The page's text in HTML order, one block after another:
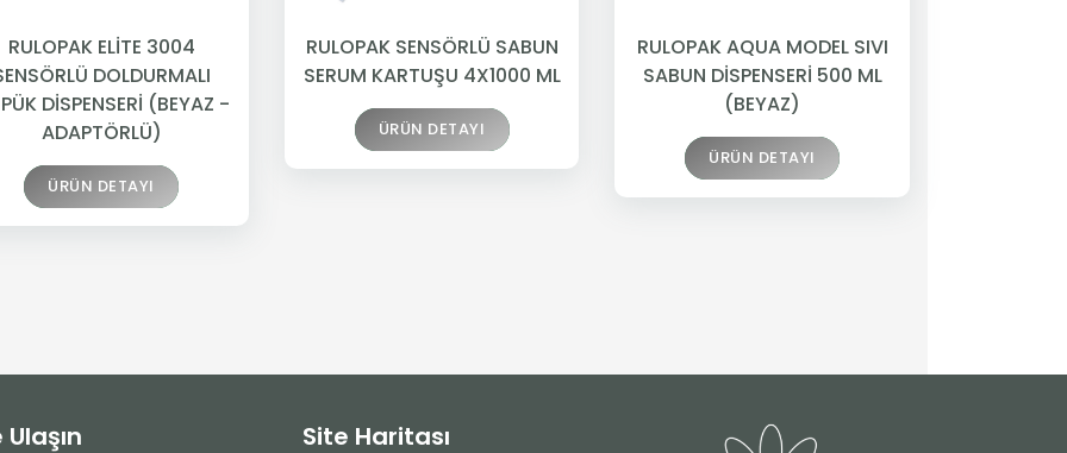
RULOPAK ELİTE 3004
DOLDURMALI
DİSPENSERİ (BEYAZ -
ADAPTÖRLÜ)
ÜRÜN DETAYI
RULOPAK SENSÖRLÜ SABUN
SERUM KARTUŞU 4X1000 ML
ÜRÜN DETAYI
RULOPAK AQUA MODEL SIVI
SABUN DİSPENSERİ 500 ML
(BEYAZ)
ÜRÜN DETAYI
Ulaşın Site Haritası